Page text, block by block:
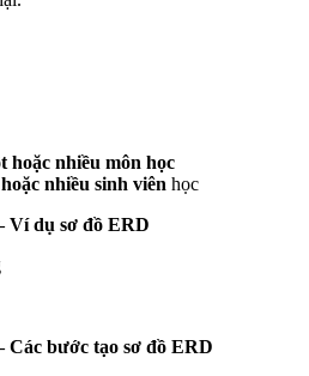
hoặc nhiều môn học
nhiều sinh viên học
Ví dụ sơ đồ ERD
Các bước tạo sơ đồ ERD